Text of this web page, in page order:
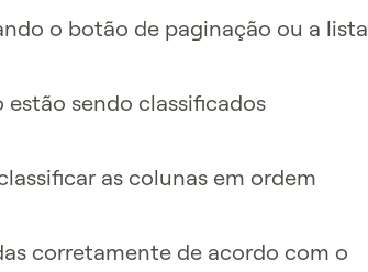
o botão de paginação ou a lista
sendo classificados
as colunas em ordem
corretamente de acordo com o